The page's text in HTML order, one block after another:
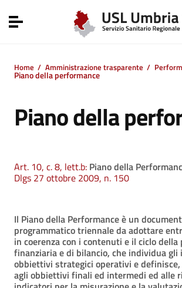
Vai al menu di navigazione
Toggle navigation
Home / Amministrazione trasparente /
Piano della performance
Piano della
Art. 10, c. 8, lett.b: Piano della
Dlgs 27 ottobre 2009, n. 150
Il Piano della Performance è un
programmatico triennale da adottare
in coerenza con i contenuti e il ciclo della
finanziaria e di bilancio, che individua gli
obbiettivi strategici operativi e
agli obbiettivi finali ed intermedi ed alle